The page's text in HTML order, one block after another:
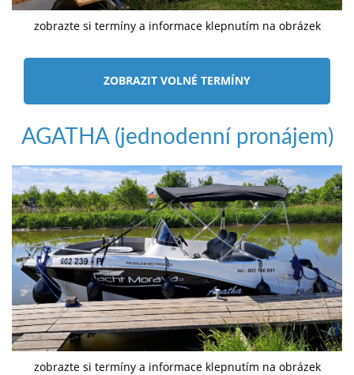
zobrazte si termíny a informace klepnutím na obrázek
ZOBRAZIT VOLNÉ TERMÍNY
AGATHA (jednodenní pronájem)
zobrazte si termíny a informace klepnutím na obrázek